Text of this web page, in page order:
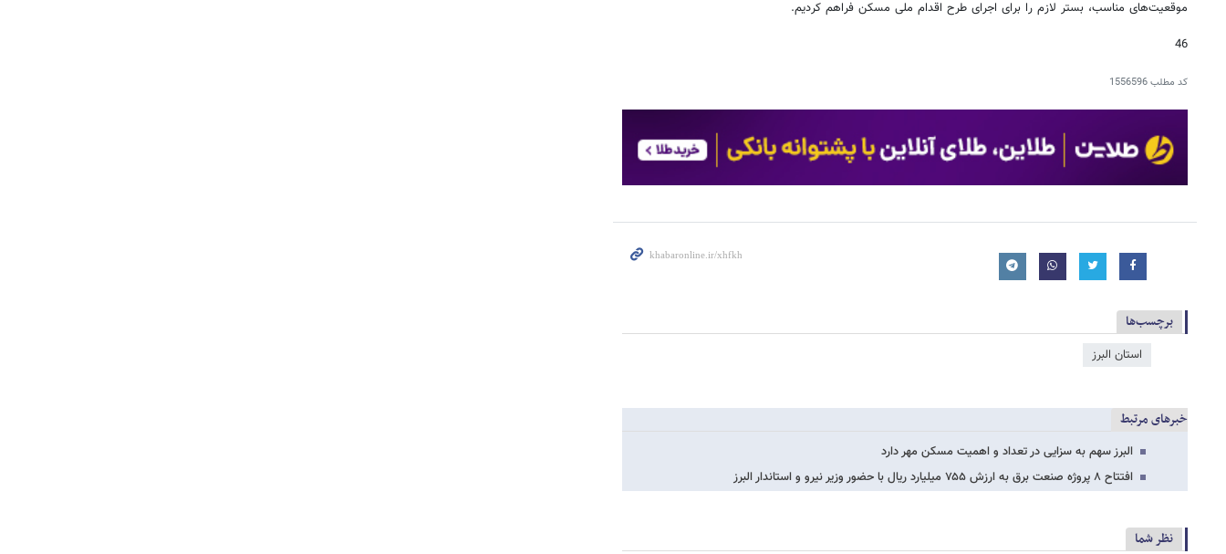
موقعیت‌های مناسب، بستر لازم را برای اجرای طرح اقدام ملی مسکن فراهم کردیم.
46
کد مطلب1556596
برچسب‌ها
استان البرز
خبرهای مرتبط
البرز سهم به سزایی در تعداد و اهمیت مسکن مهر دارد
افتتاح ۸ پروژه‌ صنعت برق به ارزش ۷۵۵ میلیارد ریال با حضور وزیر نیرو و استاندار البرز
نظر شما